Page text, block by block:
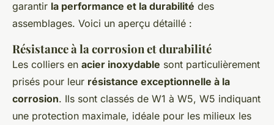
garantir la performance et la durabilité des
assemblages. Voici un aperçu détaillé :
Résistance à la corrosion et durabilité
Les colliers en acier inoxydable sont particulièrement
prisés pour leur résistance exceptionnelle à la
corrosion. Ils sont classés de W1 à W5, W5 indiquant
une protection maximale, idéale pour les milieux les